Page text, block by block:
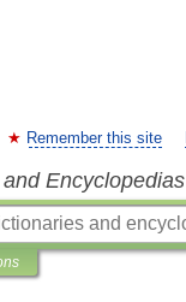
Remember this site
Encyclopedias